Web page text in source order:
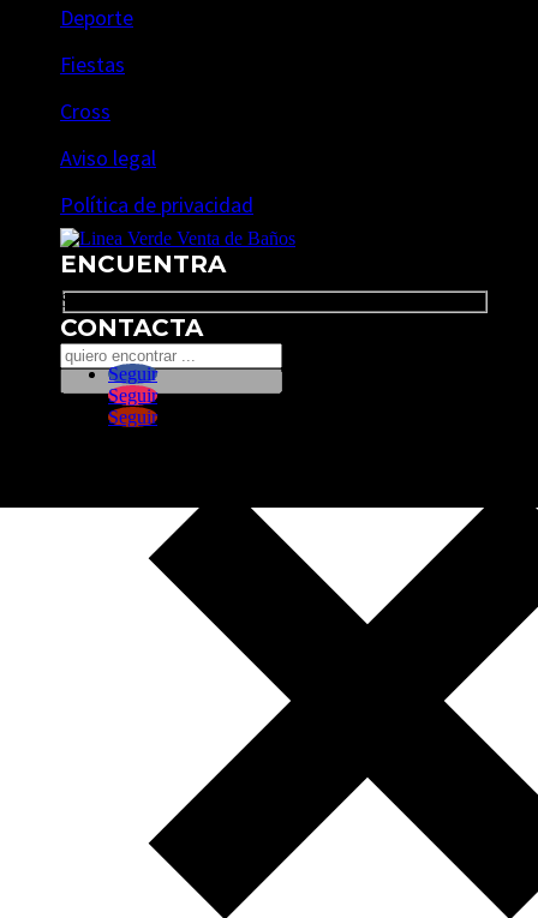
Deporte
Fiestas
Cross
Aviso legal
Política de privacidad
ENCUENTRA
Search
CONTACTA
Seguir
Seguir
Seguir